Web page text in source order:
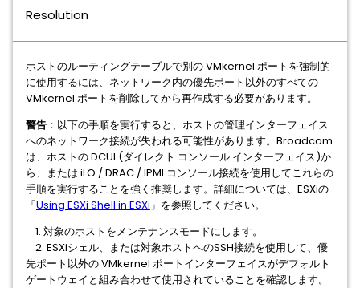
Resolution
ホストのルーティングテーブルで別の VMkernel ポートを強制的
に使用するには、ネットワーク内の優先ポート以外のすべての
VMkernel ポートを削除してから再作成する必要があります。
警告 ：以下の手順を実行すると、ホストの管理インターフェイス
へのネットワーク接続が失われる可能性があります。Broadcom
は、ホストの DCUI (ダイレクト コンソール インターフェイス)か
ら、または iLO / DRAC / IPMI コンソール接続を使用してこれらの
手順を実行することを強く推奨します。詳細については、ESXiの
「Using ESXi Shell in ESXi」を参照してください。
1. 対象のホストをメンテナンスモードにします。
2. ESXiシェル、または対象ホストへのSSH接続を使用して、優
先ポート以外の VMkernel ポートインターフェイスがデフォルト
ゲートウェイと組み合わせて使用​​されていることを確認します。